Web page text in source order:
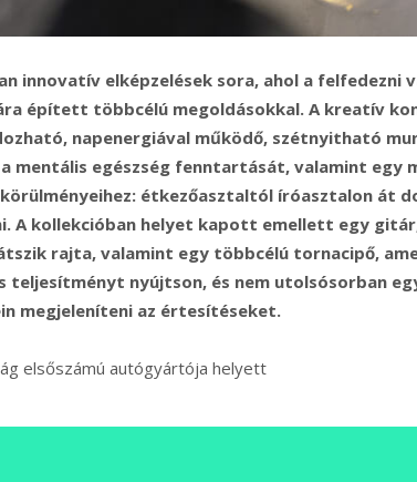
innovatív elképzelések sora, ahol a felfedezni
épített többcélú megoldásokkal. A kreatív
napenergiával működő, szétnyitható
mentális egészség fenntartását, valamint egy
étkezőasztaltól íróasztalon át
A kollekcióban helyet kapott emellett egy
rajta, valamint egy többcélú tornacipő,
teljesítményt nyújtson, és nem utolsósorban
megjeleníteni az értesítéseket.
elsőszámú autógyártója helyett